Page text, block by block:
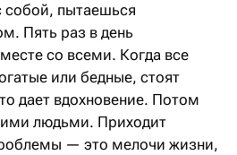
собой, пытаешься
Пять раз в день
со всеми. Когда все
или бедные, стоят
дает вдохновение. Потом
людьми. Приходит
— это мелочи жизни,